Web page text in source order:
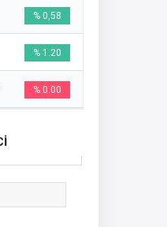
% 0,58
% 1.20
% 0.00